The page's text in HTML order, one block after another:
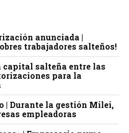
anunciada |
trabajadores salteños!
capital salteña entre las
para la
| Durante la gestión Milei,
empleadoras